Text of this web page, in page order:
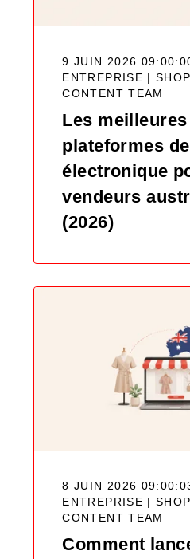
9 JUIN 2026
ENTREPRISE |
CONTENT TEAM
Les meilleures
plateformes
électronique
vendeurs
(2026)
8 JUIN 2026
ENTREPRISE |
CONTENT TEAM
Comment